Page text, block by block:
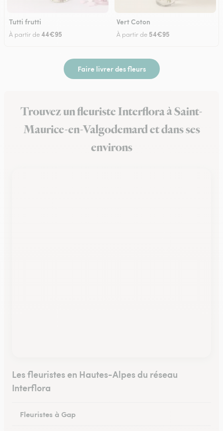
Tutti frutti
À partir de44€95
Vert Coton
À partir de 54€95
Faire livrer des fleurs
Trouvez un fleuriste Interflora à Saint-
Maurice-en-Valgodemard et dans ses
environs
Les fleuristes en Hautes-Alpes du réseau
Interflora
Fleuristes à Gap